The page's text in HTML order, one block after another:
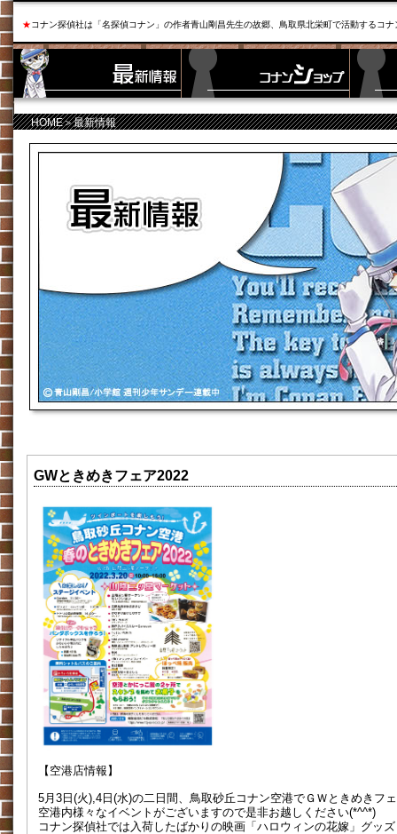
★コナン探偵社は「名探偵コナン」の作者青山剛昌先生の故郷、鳥取県北栄町で活動するコ
HOME＞最新情報
GWときめきフェア2022
【空港店情報】
5月3日(火),4日(水)の二日間、鳥取砂丘コナン空港でＧＷときめきフ
空港内様々なイベントがございますので是非お越しください(*^^*)
コナン探偵社では入荷したばかりの映画「ハロウィンの花嫁」グッ